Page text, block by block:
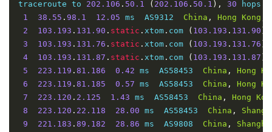
18
*
19
*
20
  ns
- pd.online .sh .cn (202.96 . 209.133) 148.63 ms
深圳电信
traceroute to 58.60 188.222 58.60.188.222), 30 hops
1
38.55.98.1 15.79 ms  AS9312 China, Hong Kong,
2
103.193 . 131.90 static xtom .com (103.193. 131.90)
3
103.193 . 131.76 static xtom .com ( 103.193 . 131.76)
traceroute to 202.106 . 50.1 ( 202.106 . 50.1 ), 30 hops
1
38.55 . 98.1 12.05 ms  AS9312 China , Hong Kong
2
103.193 . 131.90 . static . xtom . com ( 103.193 . 131.90
3
103.193 . 131.76 . static . xtom . com ( 103.193 . 131.76
4
103.193 . 131.87 . static . xtom . com ( 103.193 . 131.87
5
223.119 . 81.186 0.42 ms  AS58453 China , Hong
6
223.119 . 81.185 0.57 ms  AS58453 China , Hong
7
223.120 . 2.125 1.43 ms  AS58453 China , Hong
8
223.120 . 22.118 28.00 ms  AS58453 China ,
9
221.183 . 89.182 28.86 ms  AS9808 China ,